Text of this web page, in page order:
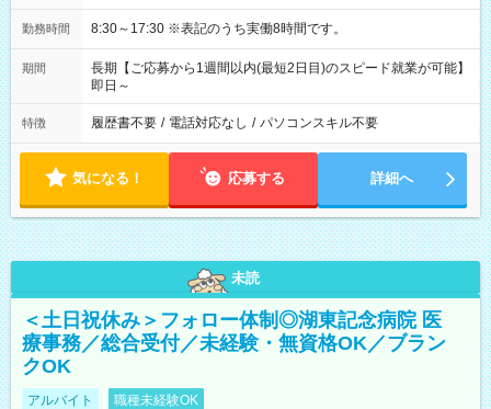
勤務時間 8:30～17:30 ※表記のうち実働8時間です。
期間
長期【ご応募から1週間以内(最短2日目)のスピード就業が可能】
即日～
特徴 履歴書不要 / 電話対応なし / パソコンスキル不要
気になる！ 応募する 詳細へ
未読
＜土日祝休み＞フォロー体制◎湖東記念病院 医
療事務／総合受付／未経験・無資格OK／ブラン
クOK
アルバイト 職種未経験OK